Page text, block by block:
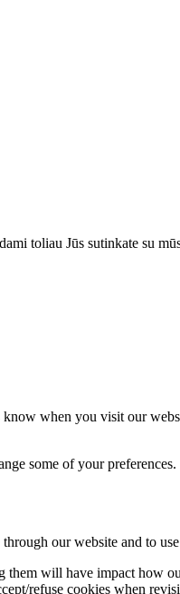
toliau Jūs sutinkate su
when you visit our
some of your
our website and to
them will have impact
refuse cookies when